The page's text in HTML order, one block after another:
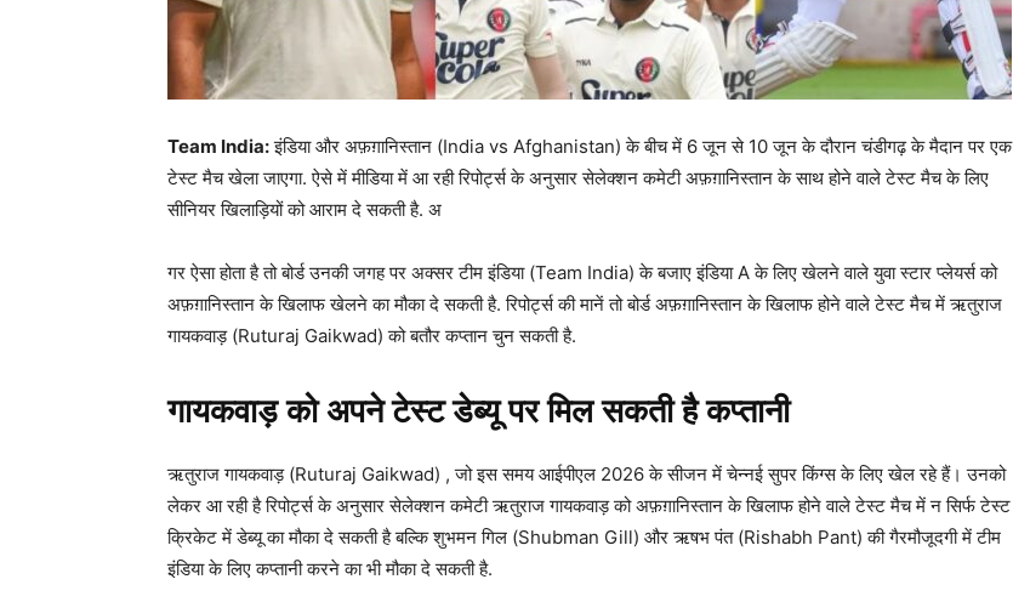
Team India:इंडिया और अफ़ग़ानिस्तान (India vs Afghanistan) के बीच में 6 जून से 10 जून के दौरान चंडीगढ़ के मैदान पर एक
टेस्ट मैच खेला जाएगा. ऐसे में मीडिया में आ रही रिपोर्ट्स के अनुसार सेलेक्शन कमेटी अफ़ग़ानिस्तान के साथ होने वाले टेस्ट मैच के लिए
सीनियर खिलाड़ियों को आराम दे सकती है. अ
गर ऐसा होता है तो बोर्ड उनकी जगह पर अक्सर टीम इंडिया (Team India) के बजाए इंडिया A के लिए खेलने वाले युवा स्टार प्लेयर्स को
अफ़ग़ानिस्तान के खिलाफ खेलने का मौका दे सकती है. रिपोर्ट्स की मानें तो बोर्ड अफ़ग़ानिस्तान के खिलाफ होने वाले टेस्ट मैच में ऋतुराज
गायकवाड़ (Ruturaj Gaikwad) को बतौर कप्तान चुन सकती है.
गायकवाड़ को अपने टेस्ट डेब्यू पर मिल सकती है कप्तानी
ऋतुराज गायकवाड़ (Ruturaj Gaikwad) , जो इस समय आईपीएल 2026 के सीजन में चेन्नई सुपर किंग्स के लिए खेल रहे हैं। उनको
लेकर आ रही है रिपोर्ट्स के अनुसार सेलेक्शन कमेटी ऋतुराज गायकवाड़ को अफ़ग़ानिस्तान के खिलाफ होने वाले टेस्ट मैच में न सिर्फ टेस्ट
क्रिकेट में डेब्यू का मौका दे सकती है बल्कि शुभमन गिल (Shubman Gill) और ऋषभ पंत (Rishabh Pant) की गैरमौजूदगी में टीम
इंडिया के लिए कप्तानी करने का भी मौका दे सकती है.